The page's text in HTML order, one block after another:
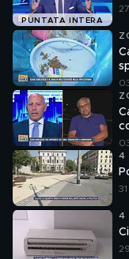
PUNTATA INTERA
4
4